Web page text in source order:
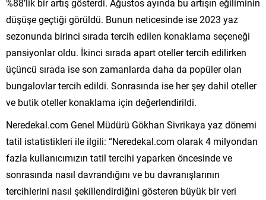
%88’lik bir artış gösterdi. Ağustos ayında bu artışın eğiliminin
düşüşe geçtiği görüldü. Bunun neticesinde ise 2023 yaz
sezonunda birinci sırada tercih edilen konaklama seçeneği
pansiyonlar oldu. İkinci sırada apart oteller tercih edilirken
üçüncü sırada ise son zamanlarda daha da popüler olan
bungalovlar tercih edildi. Sonrasında ise her şey dahil oteller
ve butik oteller konaklama için değerlendirildi.
Neredekal.com Genel Müdürü Gökhan Sivrikaya yaz dönemi
tatil istatistikleri ile ilgili: “Neredekal.com olarak 4 milyondan
fazla kullanıcımızın tatil tercihi yaparken öncesinde ve
sonrasında nasıl davrandığını ve bu davranışlarının
tercihlerini nasıl şekillendirdiğini gösteren büyük bir veri